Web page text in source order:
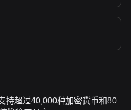
持超过40,000种加密货币和80